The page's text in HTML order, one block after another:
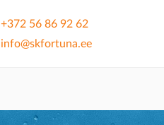
+372 56 86 92 62
info@skfortuna.ee